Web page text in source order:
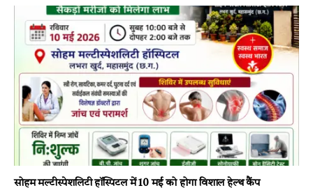
सोहम मल्टीस्पेशलिटी हॉस्पिटल में 10 मई को होगा विशाल हेल्थ कैंप